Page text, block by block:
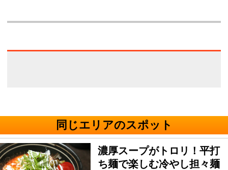
同じエリアのスポット
濃厚スープがトロリ！平打
ち麺で楽しむ冷やし担々麺